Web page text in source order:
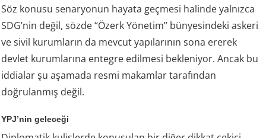
Söz konusu senaryonun hayata geçmesi halinde yalnızca
SDG’nin değil, sözde “Özerk Yönetim” bünyesindeki askeri
ve sivil kurumların da mevcut yapılarının sona ererek
devlet kurumlarına entegre edilmesi bekleniyor. Ancak bu
iddialar şu aşamada resmi makamlar tarafından
doğrulanmış değil.
YPJ’nin geleceği